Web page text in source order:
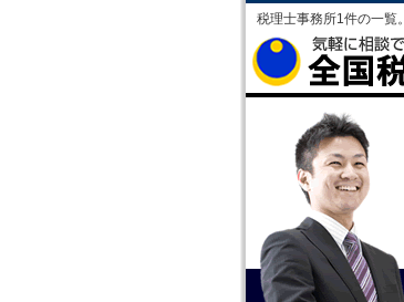
税理士事務所1件の一覧。